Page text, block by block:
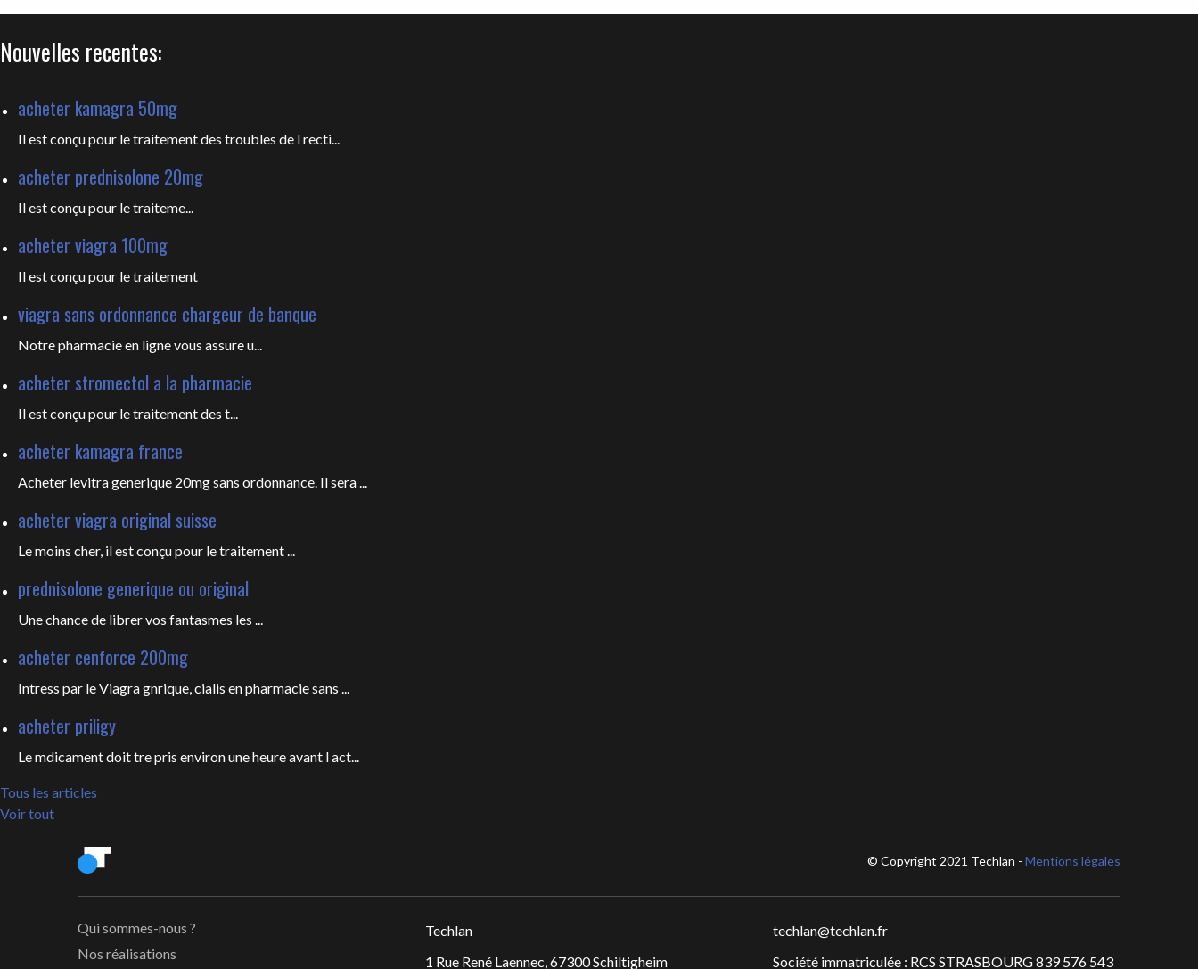
Nouvelles recentes:
acheter kamagra 50mg
Il est conçu pour le traitement des troubles de l recti...
acheter prednisolone 20mg
Il estconçu pour le traiteme...
acheter viagra 100mg
Il estconçu pour le traitement
viagra sans ordonnance chargeur de banque
Notre pharmacie en ligne vous assure u...
acheter stromectol a la pharmacie
Il est conçu pour letraitement des t...
acheter kamagra france
Acheter levitra generique 20mg sans ordonnance. Il sera ...
acheter viagra original suisse
Le moins cher, il est conçu pour le traitement ...
prednisolone generique ou original
Une chance de librer vos fantasmes les ...
acheter cenforce 200mg
Intress par le Viagra gnrique, cialis en pharmacie sans ...
acheter priligy
Le mdicament doit tre pris environ une heure avant l act...
Tous les articles
Voir tout
© Copyright 2021 Techlan - Mentions légales
Qui sommes-nous ?
Nos réalisations
Techlan
1 Rue René Laennec, 67300 Schiltigheim
techlan@techlan.fr
Société immatriculée : RCS STRASBOURG 839 576 543